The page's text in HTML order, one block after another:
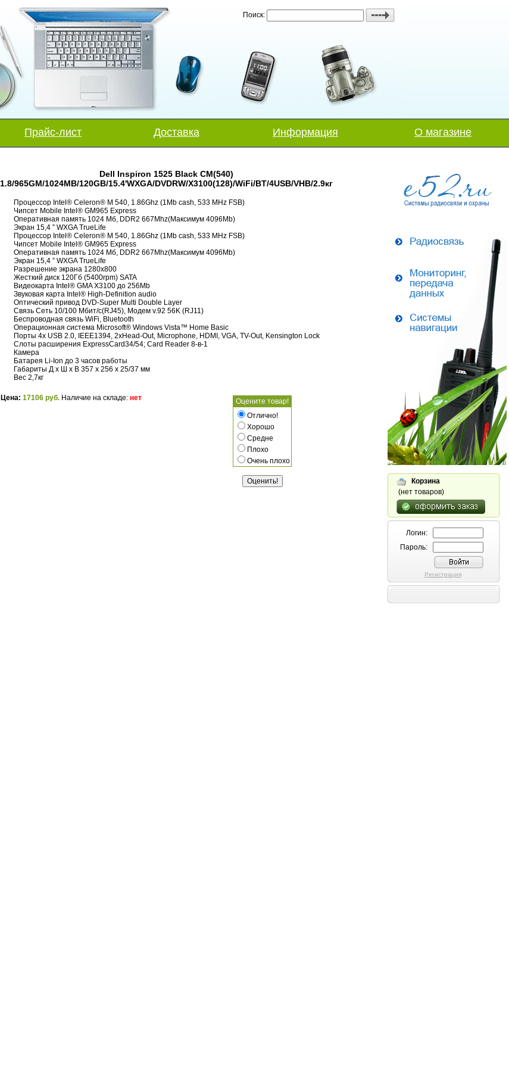
Поиск:
Прайс-лист Доставка Информация О магазине
Dell Inspiron 1525 Black CM(540)
1.8/965GM/1024MB/120GB/15.4'WXGA/DVDRW/X3100(128)/WiFi/BT/4USB/VHB/2.9кг
Процессор Intel® Celeron® M 540, 1.86Ghz (1Mb cash, 533 MHz FSB)
Чипсет Mobile Intel® GM965 Express
Оперативная память 1024 Мб, DDR2 667Mhz(Максимум 4096Mb)
Экран 15,4 ” WXGA TrueLife
Процессор Intel® Celeron® M 540, 1.86Ghz (1Mb cash, 533 MHz FSB)
Чипсет Mobile Intel® GM965 Express
Оперативная память 1024 Мб, DDR2 667Mhz(Максимум 4096Mb)
Экран 15,4 ” WXGA TrueLife
Разрешение экрана 1280x800
Жесткий диск 120Гб (5400rpm) SATA
Видеокарта Intel® GMA X3100 до 256Mb
Звуковая карта Intel® High-Definition audio
Оптический привод DVD-Super Multi Double Layer
Связь Сеть 10/100 Мбит/с(RJ45), Модем v.92 56K (RJ11)
Беспроводная связь WiFi, Bluetooth
Операционная система Microsoft® Windows Vista™ Home Basic
Порты 4х USB 2.0, IEEE1394, 2xHead-Out, Microphone, HDMI, VGA, TV-Out, Kensington Lock
Слоты расширения ExpressCard34/54; Card Reader 8-в-1
Камера
Батарея Li-Ion до 3 часов работы
Габариты Д х Ш х В 357 x 256 x 25/37 мм
Вес 2,7кг
Цена: 17106 руб. Наличие на складе: нет
Оцените товар!
Отлично!
Хорошо
Средне
Плохо
Очень плохо
Корзина
(нет товаров)
Логин:
Пароль:
Регистрация